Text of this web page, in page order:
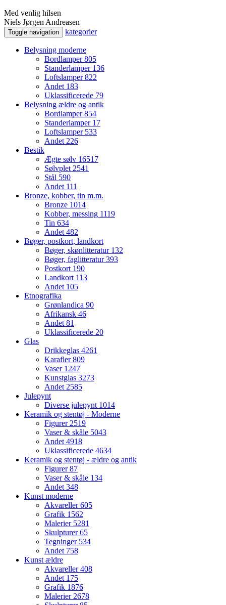
Med venlig hilsen
Niels Jørgen Andreasen
Toggle navigation kategorier
Belysning moderne
Bordlamper805
Standerlamper 136
Loftslamper822
Andet 183
Uklassificerede 79
Belysning ældre og antik
Bordlamper854
Standerlamper 17
Loftslamper 533
Andet 226
Bestik
Ægte sølv 16517
Sølvplet 2541
Stål 590
Andet 111
Bronze, kobber, tin m.m.
Bronze 1014
Kobber, messing 1119
Tin 634
Andet 482
Bøger, postkort, landkort
Bøger, skønlitteratur 132
Bøger, faglitteratur393
Postkort 190
Landkort 113
Andet 105
Etnografika
Grønlandica 90
Afrikansk 46
Andet 81
Uklassificerede 20
Glas
Drikkeglas 4261
Karafler809
Vaser 1247
Kunstglas 3273
Andet 2585
Julepynt
Diverse julepynt 1014
Keramik og stentøj - Moderne
Figurer 2519
Vaser & skåle 5043
Andet 4918
Uklassificerede 4634
Keramik og stentøj - ældre og antik
Figurer87
Vaser & skåle 134
Andet 348
Kunst moderne
Akvareller605
Grafik 1562
Malerier 5281
Skulpturer65
Tegninger 534
Andet 758
Kunst ældre
Akvareller408
Andet 175
Grafik 1876
Malerier 2678